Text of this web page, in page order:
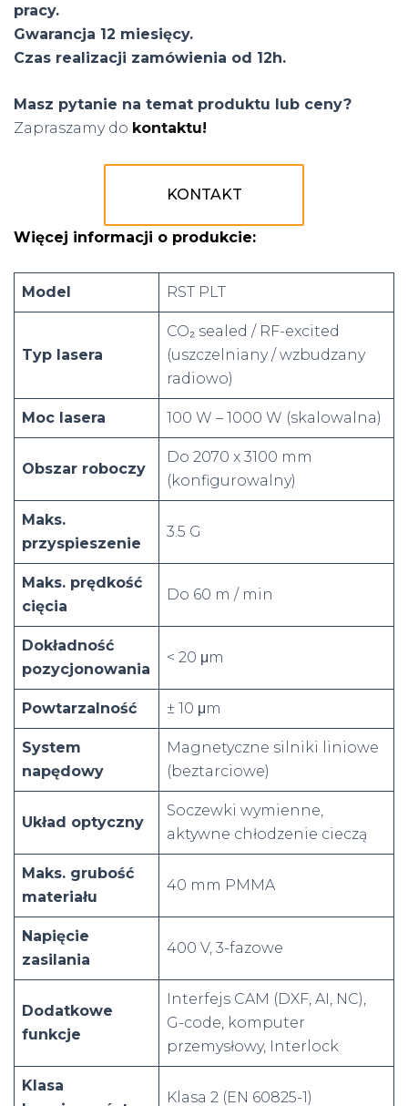
pracy.
Gwarancja 12 miesięcy.
Czas realizacji zamówienia od 12h.
Masz pytanie na temat produktu lub ceny?
Zapraszamy do kontaktu!
KONTAKT
Więcej informacji o produkcie:
Model RST PLT
Typ lasera
CO₂ sealed / RF-excited
(uszczelniany / wzbudzany
radiowo)
Moc lasera 100 W – 1000 W (skalowalna)
Obszar roboczy
Do 2070 x 3100 mm
(konfigurowalny)
Maks.
przyspieszenie
3.5 G
Maks. prędkość
cięcia
Do 60 m / min
Dokładność
pozycjonowania
< 20 μm
Powtarzalność ± 10 μm
System
napędowy
Magnetyczne silniki liniowe
(beztarciowe)
Układ optyczny
Soczewki wymienne,
aktywne chłodzenie cieczą
Maks. grubość
materiału
40 mm PMMA
Napięcie
zasilania
400 V, 3-fazowe
Dodatkowe
funkcje
Interfejs CAM (DXF, AI, NC),
G-code, komputer
przemysłowy, Interlock
Klasa
Klasa 2 (EN 60825-1)